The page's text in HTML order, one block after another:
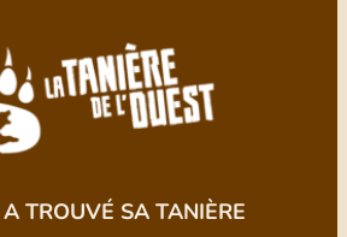
A TROUVÉ SA TANIÈRE